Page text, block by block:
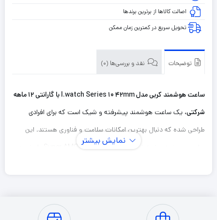
اصالت کالاها از برترین برندها
تحویل سریع در کمترین زمان ممکن
توضیحات نقد و بررسی‌ها (0)
ساعت هوشمند کربی مدل I.watch Series 10 42mm با گارانتی ۱۲ ماهه
شرکتی، یک ساعت هوشمند پیشرفته و شیک است که برای افرادی
طراحی شده که دنبال بهترین امکانات سلامت و فناوری هستند. این
می‌توان به سنسورهای سلامت متنوع شامل ضربان قلب، اکسیژن خون،
نمایش بیشتر